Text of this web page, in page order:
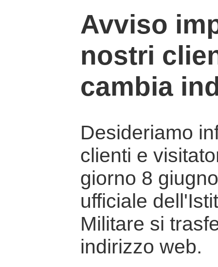
Avviso
nostri
cambia
Desideriamo
clienti e
giorno 8
ufficiale
Militare si
indirizzo web.